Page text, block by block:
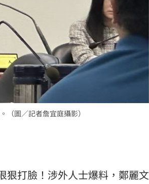
（圖／記者詹宜庭攝影）
狠打臉！涉外人士爆料，鄭麗文